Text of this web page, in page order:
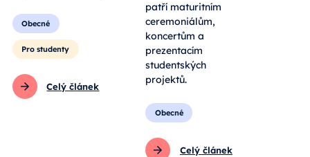
Obecné
Pro studenty
Celý článek
patří maturitním
ceremoniálům,
koncertům a
prezentacím
studentských
projektů.
Obecné
Celý článek